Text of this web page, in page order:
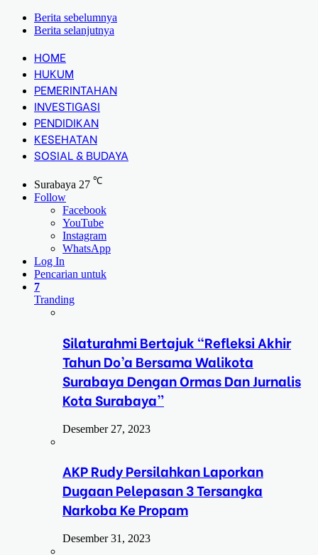
Berita sebelumnya
Berita selanjutnya
HOME
HUKUM
PEMERINTAHAN
INVESTIGASI
PENDIDIKAN
KESEHATAN
SOSIAL & BUDAYA
Surabaya 27 ℃
Follow
Facebook
YouTube
Instagram
WhatsApp
Log In
Pencarian untuk
7
Tranding
Silaturahmi Bertajuk “Refleksi Akhir
Tahun Do’a Bersama Walikota
Surabaya Dengan Ormas Dan Jurnalis
Kota Surabaya”
Desember 27, 2023
AKP Rudy Persilahkan Laporkan
Dugaan Pelepasan 3 Tersangka
Narkoba Ke Propam
Desember 31, 2023